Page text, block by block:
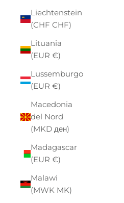
Liechtenstein
(CHF CHF)
Lituania
(EUR €)
Lussemburgo
(EUR €)
Macedonia
del Nord
(MKD ден)
Madagascar
(EUR €)
Malawi
(MWK MK)